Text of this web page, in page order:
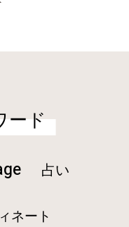
ード
占い
ネート